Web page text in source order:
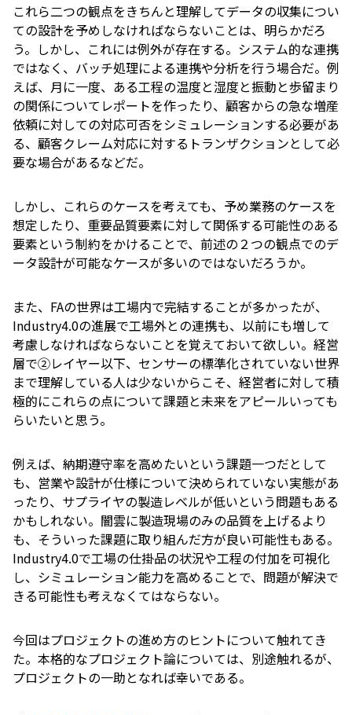
これら二つの観点をきちんと理解してデータの収集につい
ての設計を予めしなければならないことは、明らかだろ
う。しかし、これには例外が存在する。システム的な連携
ではなく、バッチ処理による連携や分析を行う場合だ。例
えば、月に一度、ある工程の温度と湿度と振動と歩留まり
の関係についてレポートを作ったり、顧客からの急な増産
依頼に対しての対応可否をシミュレーションする必要があ
る、顧客クレーム対応に対するトランザクションとして必
要な場合があるなどだ。
しかし、これらのケースを考えても、予め業務のケースを
想定したり、重要品質要素に対して関係する可能性のある
要素という制約をかけることで、前述の２つの観点でのデ
ータ設計が可能なケースが多いのではないだろうか。
また、FAの世界は工場内で完結することが多かったが、
Industry4.0の進展で工場外との連携も、以前にも増して
考慮しなければならないことを覚えておいて欲しい。経営
層で②レイヤー以下、センサーの標準化されていない世界
まで理解している人は少ないからこそ、経営者に対して積
極的にこれらの点について課題と未来をアピールいっても
らいたいと思う。
例えば、納期遵守率を高めたいという課題一つだとして
も、営業や設計が仕様について決められていない実態があ
ったり、サプライヤの製造レベルが低いという問題もある
かもしれない。闇雲に製造現場のみの品質を上げるより
も、そういった課題に取り組んだ方が良い可能性もある。
Industry4.0で工場の仕掛品の状況や工程の付加を可視化
し、シミュレーション能力を高めることで、問題が解決で
きる可能性も考えなくてはならない。
今回はプロジェクトの進め方のヒントについて触れてき
た。本格的なプロジェクト論については、別途触れるが、
プロジェクトの一助となれば幸いである。